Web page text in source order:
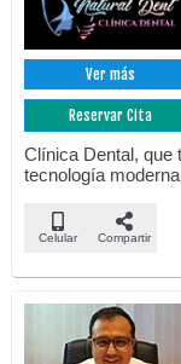
Ver más
Reservar Cita
Clínica Dental, que
tecnología
Celular Compartir